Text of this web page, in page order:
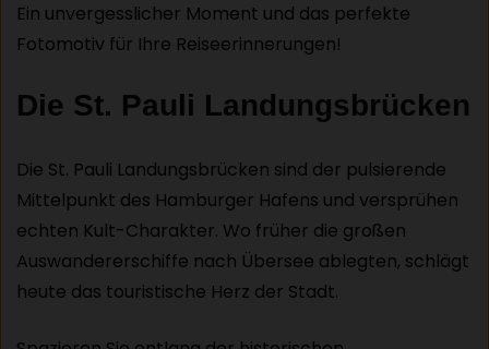
Ein unvergesslicher Moment und das perfekte
Fotomotiv für Ihre Reiseerinnerungen!
Die St. Pauli Landungsbrücken
Die St. Pauli Landungsbrücken sind der pulsierende
Mittelpunkt des Hamburger Hafens und versprühen
echten Kult-Charakter. Wo früher die großen
Auswandererschiffe nach Übersee ablegten, schlägt
heute das touristische Herz der Stadt.